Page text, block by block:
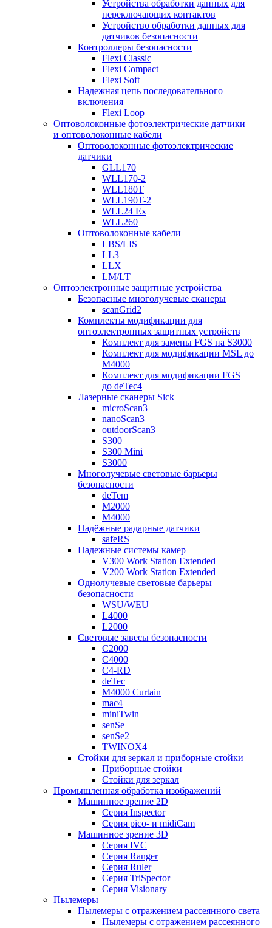
Устройства обработки данных для
переключающих контактов
Устройство обработки данных для
датчиков безопасности
Контроллеры безопасности
Flexi Classic
Flexi Compact
Flexi Soft
Надежная цепь последовательного
включения
Flexi Loop
Оптоволоконные фотоэлектрические датчики
и оптоволоконные кабели
Оптоволоконные фотоэлектрические
датчики
GLL170
WLL170-2
WLL180T
WLL190T-2
WLL24 Ex
WLL260
Оптоволоконные кабели
LBS/LIS
LL3
LLX
LM/LT
Оптоэлектронные защитные устройства
Безопасные многолучевые сканеры
scanGrid2
Комплекты модификации для
оптоэлектронных защитных устройств
Комплект для замены FGS на S3000
Комплект для модификации MSL до
M4000
Комплект для модификации FGS
до deTec4
Лазерные сканеры Sick
microScan3
nanoScan3
outdoorScan3
S300
S300 Mini
S3000
Многолучевые световые барьеры
безопасности
deTem
M2000
M4000
Надёжные радарные датчики
safeRS
Надежные системы камер
V300 Work Station Extended
V200 Work Station Extended
Однолучевые световые барьеры
безопасности
WSU/WEU
L4000
L2000
Световые завесы безопасности
C2000
C4000
C4-RD
deTec
M4000 Curtain
mac4
miniTwin
senSe
senSe2
TWINOX4
Стойки для зеркал и приборные стойки
Приборные стойки
Стойки для зеркал
Промышленная обработка изображений
Машинное зрение 2D
Серия Inspector
Серия pico- и midiCam
Машинное зрение 3D
Серия IVC
Серия Ranger
Серия Ruler
Серия TriSpector
Серия Visionary
Пылемеры
Пылемеры с отражением рассеянного света
Пылемеры с отражением рассеянного